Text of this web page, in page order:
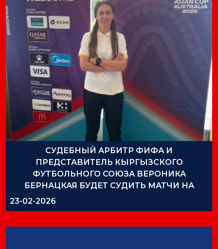
СУДЕБНЫЙ АРБИТР ФИФА И
ПРЕДСТАВИТЕЛЬ КЫРГЫЗСКОГО
ФУТБОЛЬНОГО СОЮЗА ВЕРОНИКА
БЕРНАЦКАЯ БУДЕТ СУДИТЬ МАТЧИ НА
КУБКЕ АЗИИ СРЕДИ ЖЕНЩИН
23-02-2026